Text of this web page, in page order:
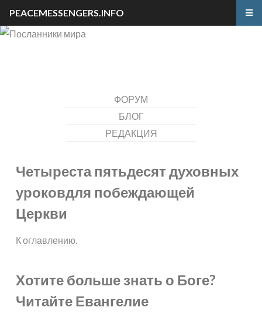
ФОРУМ
БЛОГ
РЕДАКЦИЯ
Четыреста пятьдесят духовных
уроковдля побеждающей
Церкви
К оглавлению.
Хотите больше знать о Боге?
Читайте Евангелие
PEACEMESSENGERS.INFO